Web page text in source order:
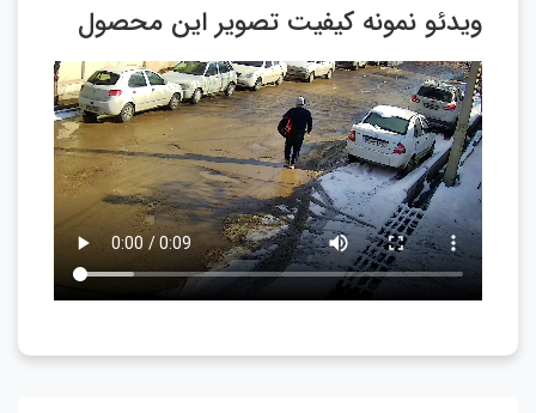
ویدئو نمونه کیفیت تصویر این محصول